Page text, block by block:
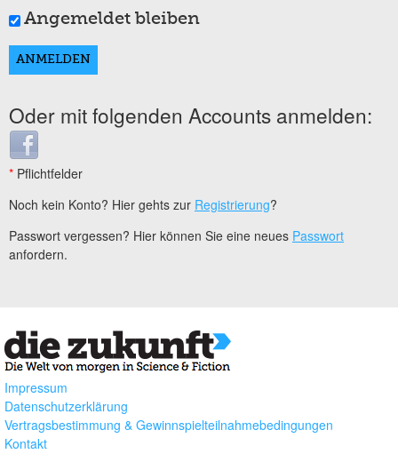
Angemeldet bleiben
Oder mit folgenden Accounts anmelden:
Login with Facebook
* Pflichtfelder
Noch kein Konto? Hier gehts zur Registrierung?
Passwort vergessen? Hier können Sie eine neues Passwort
anfordern.
Impressum
Datenschutzerklärung
Vertragsbestimmung & Gewinnspielteilnahmebedingungen
Kontakt